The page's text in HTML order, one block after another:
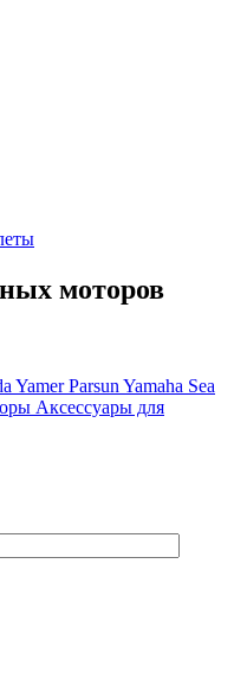
моторов
YamerParsun Yamaha Sea
Аксессуары для